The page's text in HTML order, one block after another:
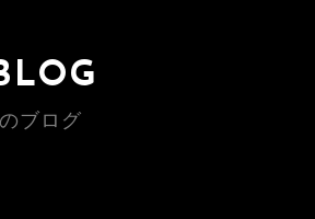
ブログ